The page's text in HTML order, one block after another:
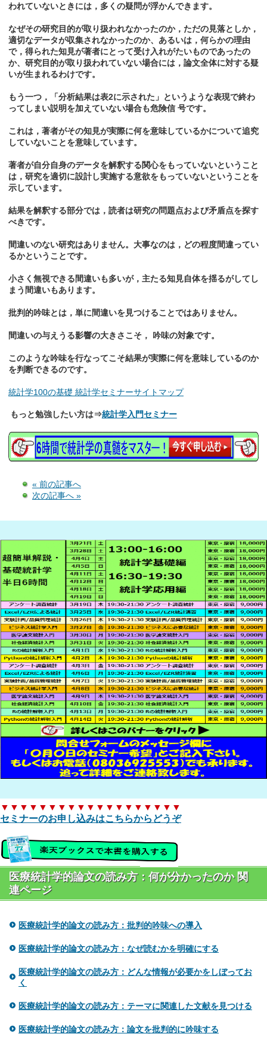
われていないときには，多くの疑問が浮かんできます。
なぜその研究目的が取り扱われなかったのか，ただの見落としか，
適切なデータが収集されなかったのか、あるいは，何らかの理由
で，得られた知見が著者にとって受け入れがたいものであったの
か、研究目的が取り扱われていない場合には，論文全体に対する疑
いが生まれるわけです。
もう一つ，「分析結果は表2に示された」というような表現で終わ
ってしまい説明を加えていない場合も危険信 号です。
これは，著者がその知見が実際に何を意味しているかについて追究
していないことを意味しています。
著者が自分自身のデータを解釈する関心をもっていないということ
は，研究を適切に設計し実施する意欲をもっていないということを
示しています。
結果を解釈する部分では，読者は研究の問題点および矛盾点を探す
べきです。
間違いのない研究はありません。大事なのは，どの程度間違ってい
るかということです。
小さく無視できる間違いも多いが，主たる知見自体を揺るがしてし
まう間違いもあります。
批判的吟味とは，単に間違いを見つけることではありません。
間違いの与えうる影響の大きさこそ， 吟味の対象です。
このような吟味を行なってこそ結果が実際に何を意味しているのか
を判断できるのです。
統計学100の基礎 統計学セミナーサイトマップ
もっと勉強したい方は⇒統計学入門セミナー
« 前の記事へ
次の記事へ »
▼▼▼▼▼▼▼▼▼▼▼▼▼▼▼▼▼▼▼
セミナーのお申し込みはこちらからどうぞ
医療統計学的論文の読み方：何が分かったのか 関
連ページ
医療統計学的論文の読み方：批判的吟味への導入
医療統計学的論文の読み方：なぜ読むかを明確にする
医療統計学的論文の読み方：どんな情報が必要かをしぼってお
く
医療統計学的論文の読み方：テーマに関連した文献を見つける
医療統計学的論文の読み方：論文を批判的に吟味する